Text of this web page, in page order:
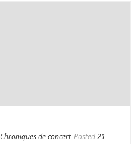
Chroniques de concert Posted21